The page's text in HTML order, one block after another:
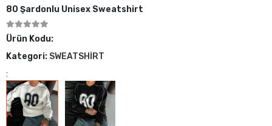
80 Şardonlu Unisex Sweatshirt
Ürün Kodu:
Kategori: SWEATSHİRT
: